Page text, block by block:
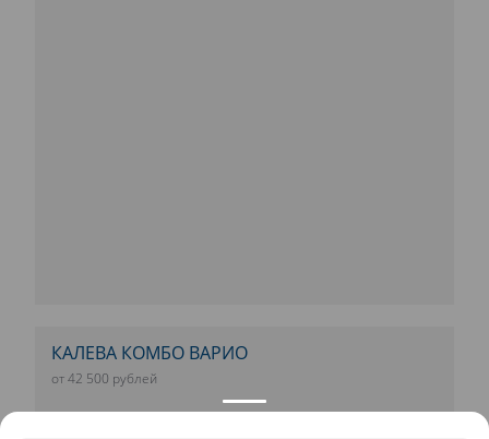
КАЛЕВА КОМБО ВАРИО
от 42 500 рублей